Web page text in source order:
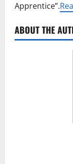
Apprentice”.
ABOUT THE